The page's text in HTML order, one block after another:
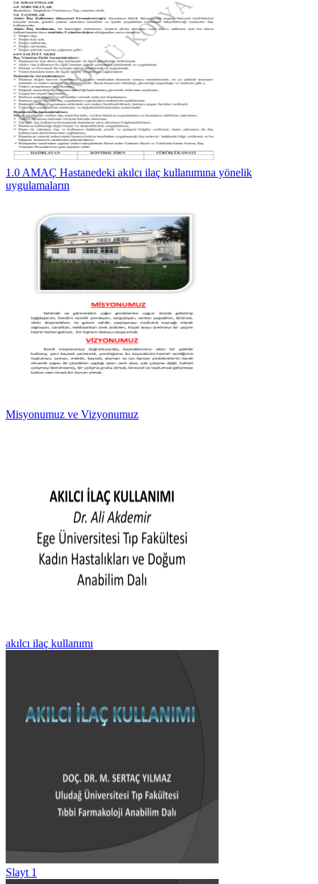
1.0 AMAÇ Hastanedeki akılcı ilaç kullanımına yönelik
uygulamaların
Misyonumuz ve Vizyonumuz
akılcı ilaç kullanımı
Slayt 1